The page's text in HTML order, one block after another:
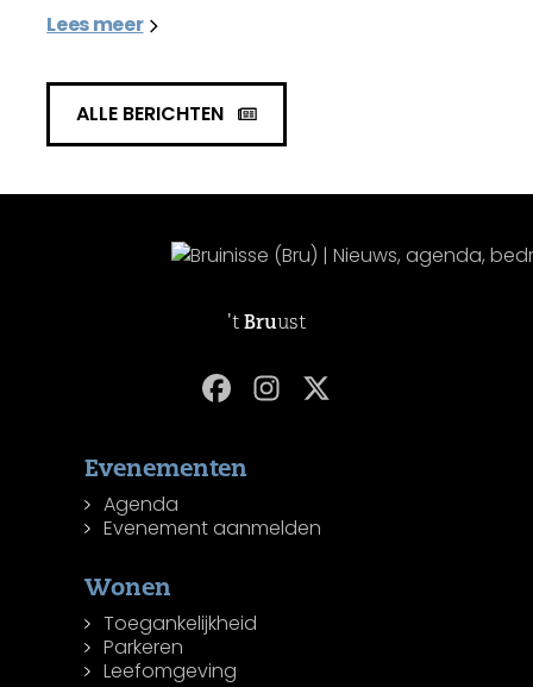
Lees meer
ALLE BERICHTEN
't Bruust
Evenementen
Agenda
Evenement aanmelden
Wonen
Toegankelijkheid
Parkeren
Leefomgeving